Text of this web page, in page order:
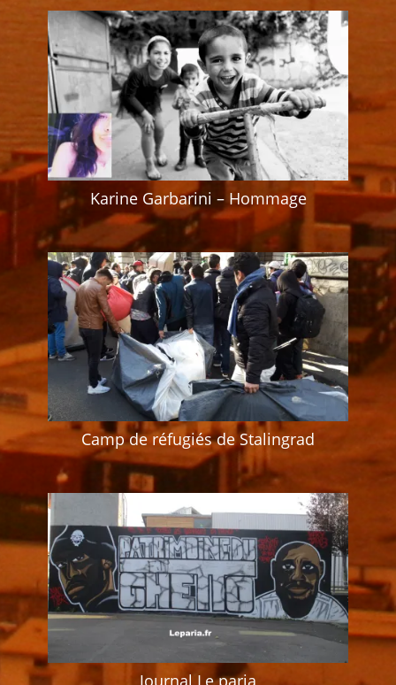
Karine Garbarini – Hommage
Camp de réfugiés de Stalingrad
Journal Le paria